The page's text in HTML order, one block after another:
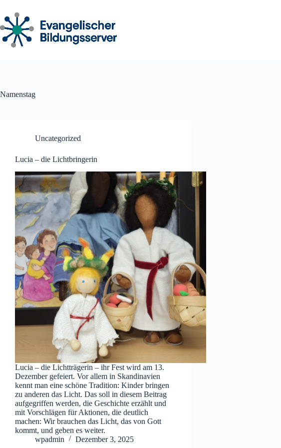
Inhalt
springen
Namenstag
Uncategorized
Lucia – die Lichtbringerin
Lucia – die Lichtträgerin – ihr Fest wird am 13.
Dezember gefeiert. Vor allem in Skandinavien
kennt man eine schöne Tradition: Kinder bringen
zu anderen das Licht. Das soll in diesem Beitrag
aufgegriffen werden, die Geschichte erzählt und
mit Vorschlägen für Aktionen, die deutlich
machen: Wir brauchen das Licht, das von Gott
kommt, und geben es weiter.
wpadmin
Dezember 3, 2025